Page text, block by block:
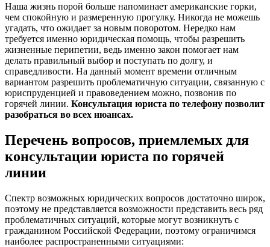
Наша жизнь порой больше напоминает американские горки,
чем спокойную и размеренную прогулку. Никогда не можешь
угадать, что ожидает за новым поворотом. Нередко нам
требуется именно юридическая помощь, чтобы разрешить
жизненные перипетии, ведь именно закон помогает нам
делать правильный выбор и поступать по долгу, и
справедливости. На данный момент времени отличным
вариантом разрешить проблематичную ситуации, связанную с
юриспруденцией и правоведением можно, позвонив по
горячей линии. Консультация юриста по телефону позволит
разобраться во всех нюансах.
Перечень вопросов, приемлемых для
консультации юриста по горячей
линии
Спектр возможных юридических вопросов достаточно широк,
поэтому не представляется возможности представить весь ряд
проблематичных ситуаций, которые могут возникнуть с
гражданином Российской Федерации, поэтому ограничимся
наиболее распространенными ситуациями: